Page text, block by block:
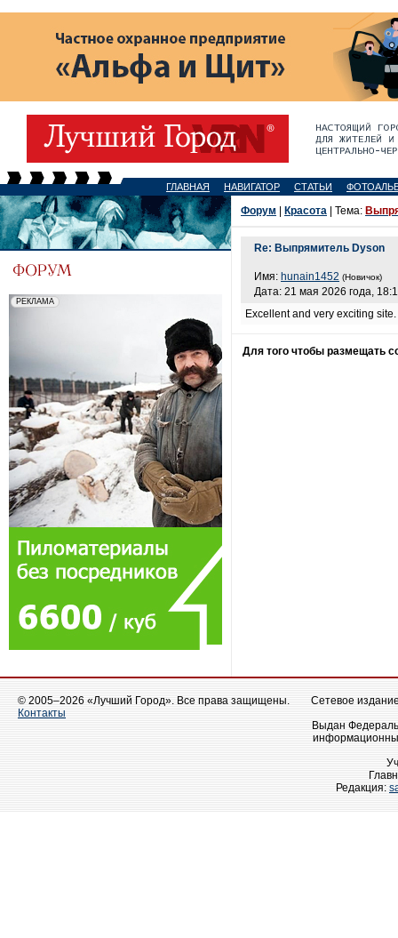
ГЛАВНАЯ НАВИГАТОР СТАТЬИ
Форум Красота | Тема:
Re: Выпрямитель Dyson
Имя: hunain1452 (Новичок)
Дата: 21 мая 2026 года,
Excellent and very exciting
Для того чтобы размещать
© 2005–2026 «Лучший Город». Все права защищены.
Контакты
Сетевое
Выдан
Редакция: